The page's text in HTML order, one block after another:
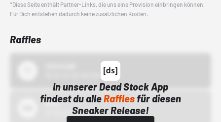
*Diese Seite enthält Partner-Links, die uns eine Provision einbringen können.
Für Dich entstehen dadurch keine zusätzlichen Kosten.
Raffles
In unserer Dead Stock App
findest du alleRafflesfür diesen
Sneaker Release!
Bstn
01.10.22 00:00 Uhr